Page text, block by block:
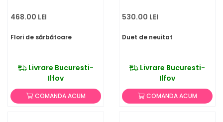
468.00 LEI
Flori de sărbătoare
Livrare Bucuresti-
Ilfov
COMANDA ACUM
530.00 LEI
Duet de neuitat
Livrare Bucuresti-
Ilfov
COMANDA ACUM